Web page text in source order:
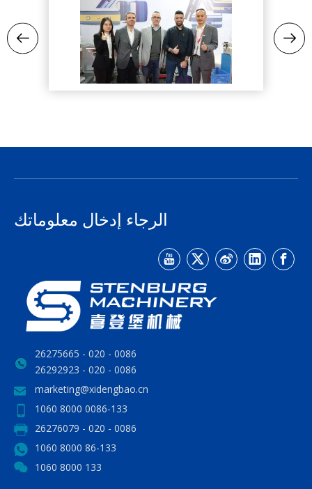
الرجاء إدخال معلوماتك
0086 - 020 - 26275665
0086 - 020 - 26292923
marketing@xidengbao.cn
0086-133 8000 1060
0086 - 020 - 26276079
86-133 8000 1060
133 8000 1060